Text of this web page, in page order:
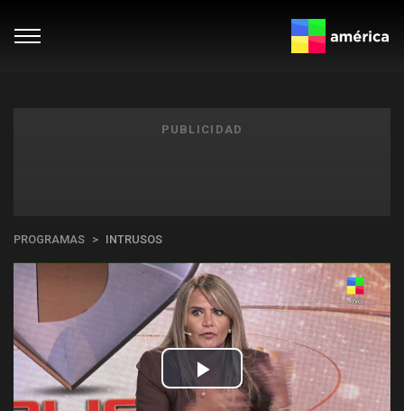
PUBLICIDAD
PROGRAMAS INTRUSOS
Play